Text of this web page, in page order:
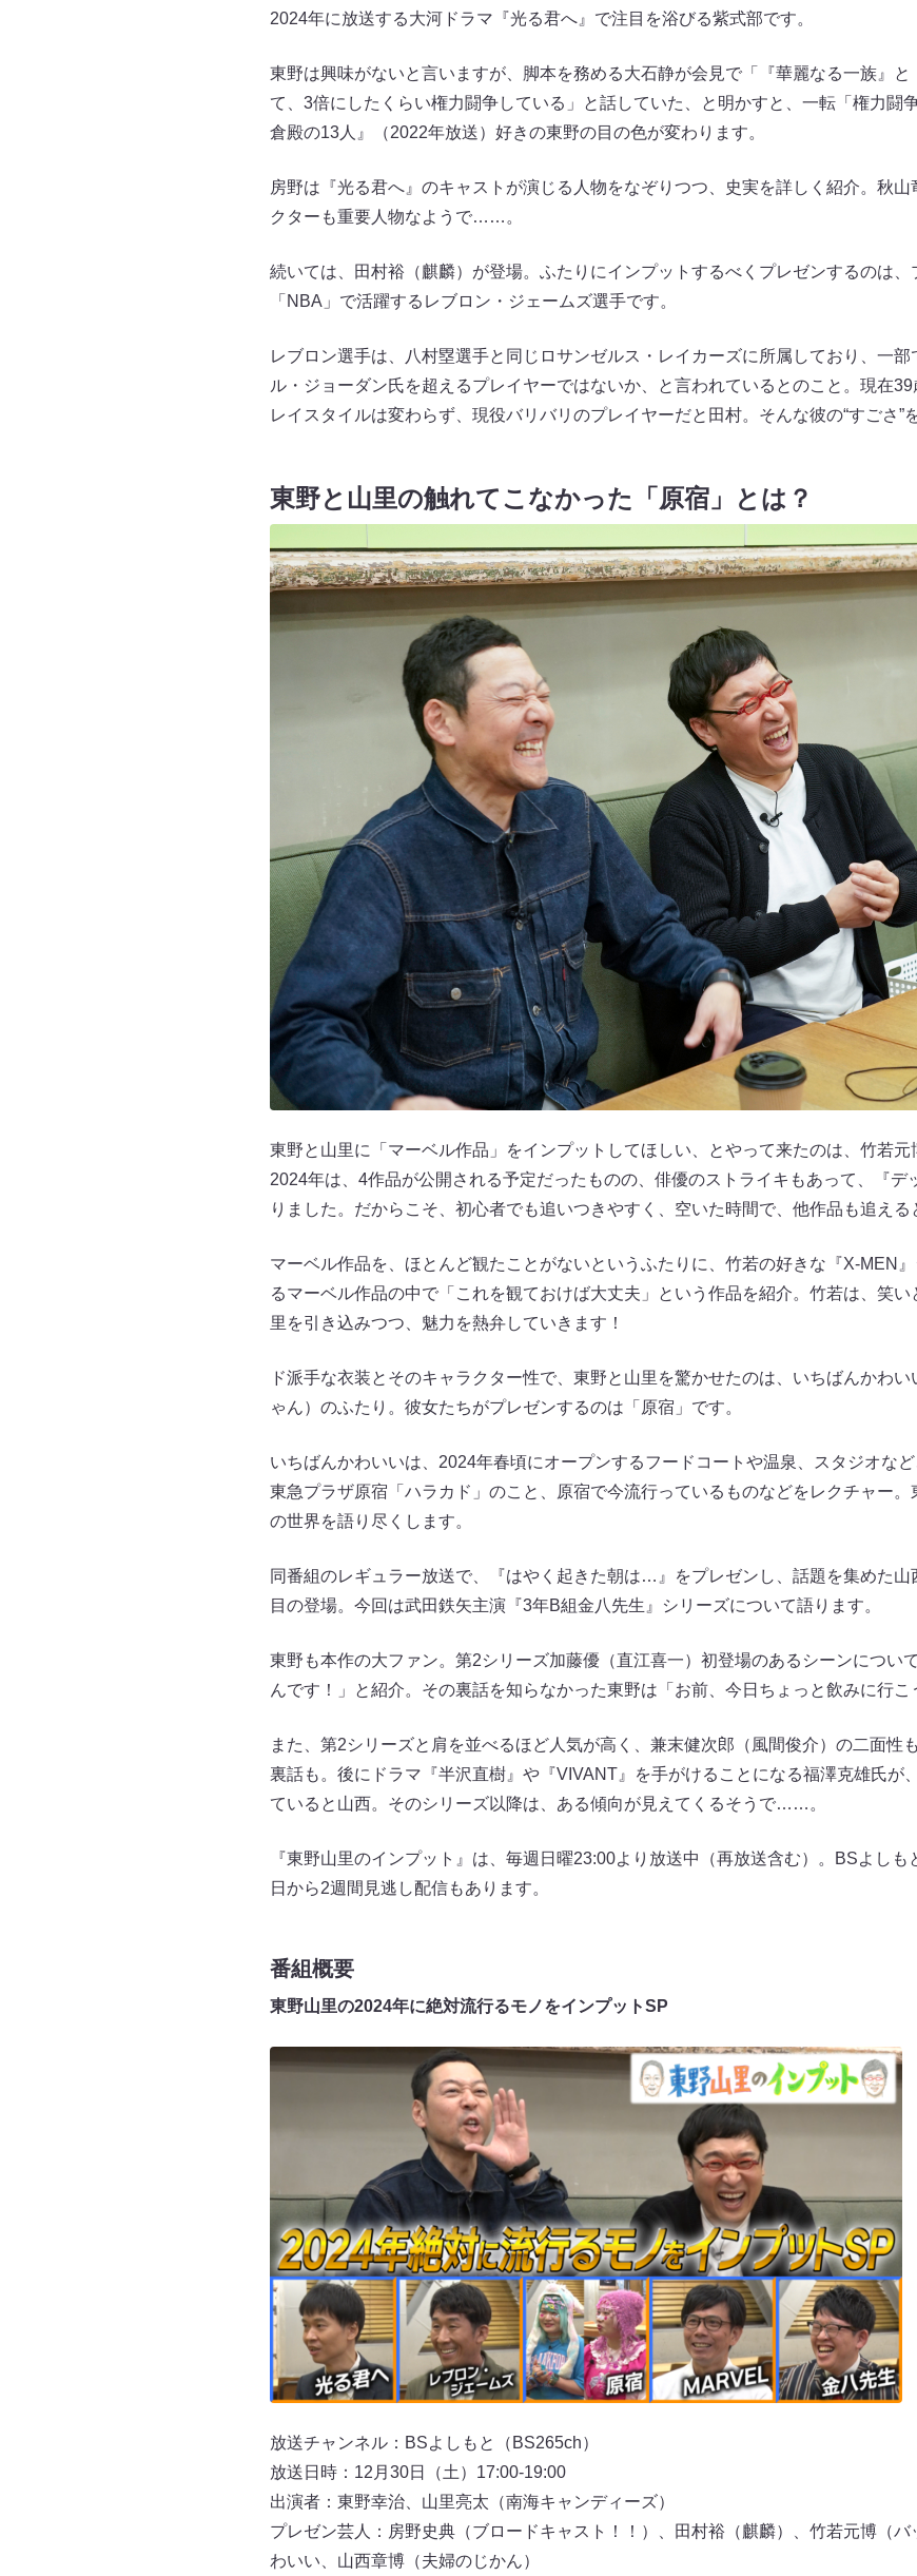
2024年に放送する大河ドラマ『光る君へ』で注目を浴びる紫式部です。
東野は興味がないと言いますが、脚本を務める大石静が会見で「『華麗なる一族』
て、3倍にしたくらい権力闘争している」と話していた、と明かすと、一転「権力闘
倉殿の13人』（2022年放送）好きの東野の目の色が変わります。
房野は『光る君へ』のキャストが演じる人物をなぞりつつ、史実を詳しく紹介。秋
クターも重要人物なようで……。
続いては、田村裕（麒麟）が登場。ふたりにインプットするべくプレゼンするのは
「NBA」で活躍するレブロン・ジェームズ選手です。
レブロン選手は、八村塁選手と同じロサンゼルス・レイカーズに所属しており、一
ル・ジョーダン氏を超えるプレイヤーではないか、と言われているとのこと。現在
レイスタイルは変わらず、現役バリバリのプレイヤーだと田村。そんな彼の“すごさ”
東野と山里の触れてこなかった「原宿」とは？
東野と山里に「マーベル作品」をインプットしてほしい、とやって来たのは、竹若元
2024年は、4作品が公開される予定だったものの、俳優のストライキもあって、『デ
りました。だからこそ、初心者でも追いつきやすく、空いた時間で、他作品も追える
マーベル作品を、ほとんど観たことがないというふたりに、竹若の好きな『X-MEN
るマーベル作品の中で「これを観ておけば大丈夫」という作品を紹介。竹若は、笑
里を引き込みつつ、魅力を熱弁していきます！
ド派手な衣装とそのキャラクター性で、東野と山里を驚かせたのは、いちばんかわ
ゃん）のふたり。彼女たちがプレゼンするのは「原宿」です。
いちばんかわいいは、2024年春頃にオープンするフードコートや温泉、スタジオな
東急プラザ原宿「ハラカド」のこと、原宿で今流行っているものなどをレクチャー。
の世界を語り尽くします。
同番組のレギュラー放送で、『はやく起きた朝は…』をプレゼンし、話題を集めた
目の登場。今回は武田鉄矢主演『3年B組金八先生』シリーズについて語ります。
東野も本作の大ファン。第2シリーズ加藤優（直江喜一）初登場のあるシーンについ
んです！」と紹介。その裏話を知らなかった東野は「お前、今日ちょっと飲みに行こ
また、第2シリーズと肩を並べるほど人気が高く、兼末健次郎（風間俊介）の二面性
裏話も。後にドラマ『半沢直樹』や『VIVANT』を手がけることになる福澤克雄氏が
ていると山西。そのシリーズ以降は、ある傾向が見えてくるそうで……。
『東野山里のインプット』は、毎週日曜23:00より放送中（再放送含む）。BSよし
日から2週間見逃し配信もあります。
番組概要
東野山里の2024年に絶対流行るモノをインプットSP
放送チャンネル：BSよしもと（BS265ch）
放送日時：12月30日（土）17:00-19:00
出演者：東野幸治、山里亮太（南海キャンディーズ）
プレゼン芸人：房野史典（ブロードキャスト！！）、田村裕（麒麟）、竹若元博（
わいい、山西章博（夫婦のじかん）